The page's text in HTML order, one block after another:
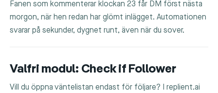
Fanen som kommenterar klockan 23 får DM först nästa
morgon, när hen redan har glömt inlägget. Automationen
svarar på sekunder, dygnet runt, även när du sover.
Valfri modul: Check if Follower
Vill du öppna väntelistan endast för följare? I replient.ai